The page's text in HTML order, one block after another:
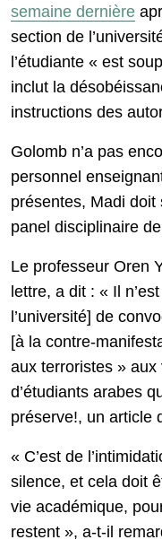
semaine dernière
section de
l’étudiante « est
inclut la
instructions des
Golomb n’a pas
personnel
présentes, Madi
panel disciplinaire
Le professeur Oren
lettre, a dit : « Il
l’université] de
[à la contre-
aux terroristes »
d’étudiants arabes
préserve!, un article
« C’est de
silence, et cela doit
vie académique,
restent », a-t-il